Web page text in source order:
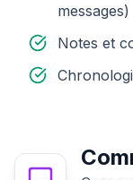
messages)
Notes et